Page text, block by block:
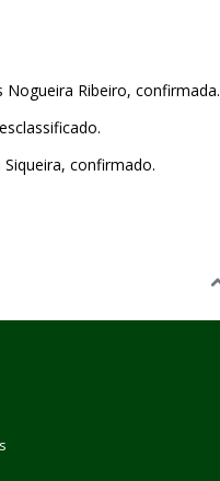
Nogueira Ribeiro, confirmada.
confirmado.